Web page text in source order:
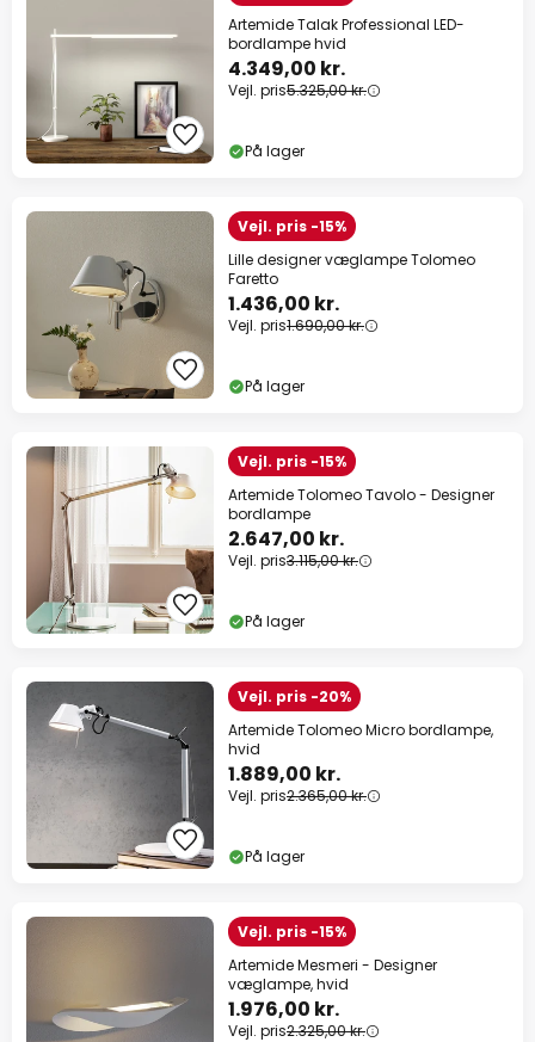
Artemide Talak Professional LED-
bordlampe hvid
4.349,00 kr.
Vejl. pris5.325,00 kr.
På lager
Vejl. pris -15%
Lille designer væglampe Tolomeo
Faretto
1.436,00 kr.
Vejl. pris1.690,00 kr.
På lager
Vejl. pris -15%
Artemide Tolomeo Tavolo - Designer
bordlampe
2.647,00 kr.
Vejl. pris3.115,00 kr.
På lager
Vejl. pris -20%
Artemide Tolomeo Micro bordlampe,
hvid
1.889,00 kr.
Vejl. pris2.365,00 kr.
På lager
Vejl. pris -15%
Artemide Mesmeri - Designer
væglampe, hvid
1.976,00 kr.
Vejl. pris2.325,00 kr.